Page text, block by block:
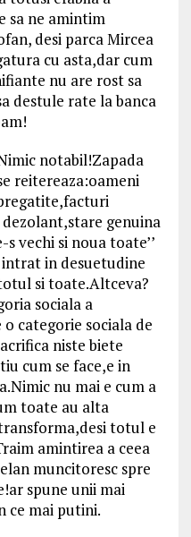
sa ne amintim
desi parca Mircea
cu asta,dar cum
nu are rost sa
destule rate la banca
notabil!Zapada
reitereaza:oameni
genuina
vechi si noua toate’’
in desuetudine
si toate.Altceva?
sociala a
categorie sociala de
niste biete
cum se face,e in
nu mai e cum a
toate au alta
totul e
amintirea a ceea
muncitoresc spre
spune unii mai
ce mai putini.